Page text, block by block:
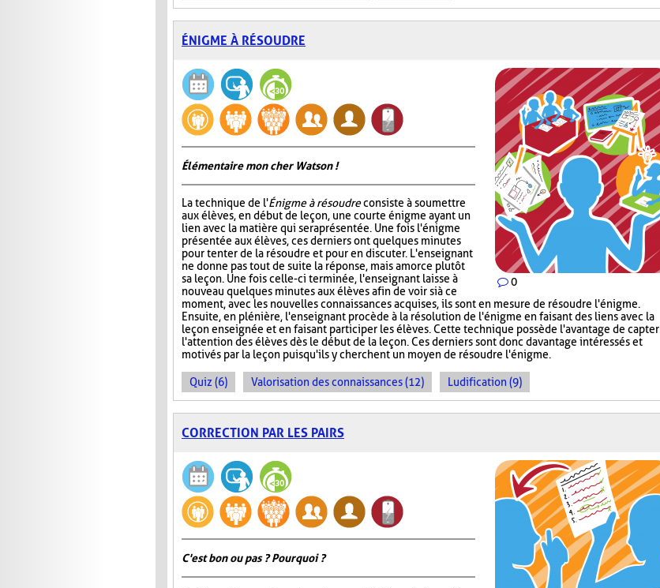
ÉNIGME À RÉSOUDRE
0
Élémentaire mon cher Watson !
La technique de l'Énigme à résoudreconsiste à soumettre
aux élèves, en début de leçon, une courte énigme ayant un
lien avec la matière qui sera présentée. Une fois l'énigme
présentée aux élèves, ces derniers ont quelques minutes
pour tenter de la résoudre et pour en discuter. L'enseignant
ne donne pas tout de suite la réponse, mais amorce plutôt
sa leçon. Une fois celle-ci terminée, l'enseignant laisse à
nouveau quelques minutes aux élèves afin de voir si à ce
moment, avec les nouvelles connaissances acquises, ils sont en mesure de résoudre l'énigme.
Ensuite, en plénière, l'enseignant procède à la résolution de l'énigme en faisant des liens avec la
leçon enseignée et en faisant participer les élèves. Cette technique possède l'avantage de capter
l'attention des élèves dès le début de la leçon. Ces derniers sont donc davantage intéressés et
motivés par la leçon puisqu'ils y cherchent un moyen de résoudre l'énigme.
Quiz (6) Valorisation des connaissances (12) Ludification (9)
CORRECTION PAR LES PAIRS
C'est bon ou pas ? Pourquoi ?